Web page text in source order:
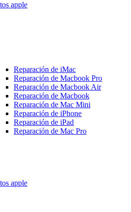
Reparación de iMac
Reparación de Macbook Pro
Reparación de Macbook Air
Reparación de Macbook
Reparación de Mac Mini
Reparación de iPhone
Reparación de iPad
Reparación de Mac Pro